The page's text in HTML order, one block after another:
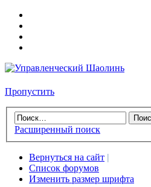
Пропустить
Расширенный поиск
Вернуться на сайт |
Список форумов
Изменить размер шрифта